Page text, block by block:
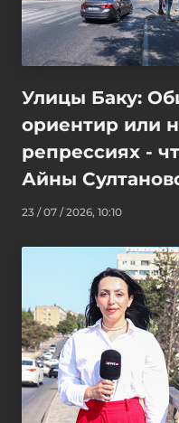
Улицы Баку:
ориентир или
репрессиях -
Айны
23 / 07 / 2026, 10:10